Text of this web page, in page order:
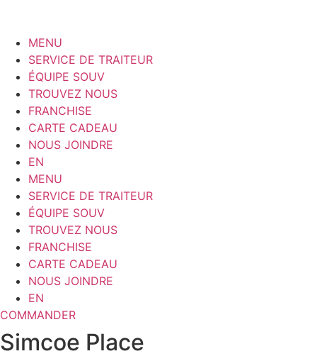
MENU
SERVICE DE TRAITEUR
ÉQUIPE SOUV
TROUVEZ NOUS
FRANCHISE
CARTE CADEAU
NOUS JOINDRE
EN
MENU
SERVICE DE TRAITEUR
ÉQUIPE SOUV
TROUVEZ NOUS
FRANCHISE
CARTE CADEAU
NOUS JOINDRE
EN
COMMANDER
Simcoe Place